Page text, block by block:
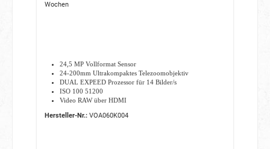
Wochen
24,5 MP Vollformat Sensor
24-200mm Ultrakompaktes Telezoomobjektiv
DUAL EXPEED Prozessor für 14 Bilder/s
ISO 100 51200
Video RAW über HDMI
HLG (Hybrid Log Gamma)
Hersteller-Nr.:VOA060K004